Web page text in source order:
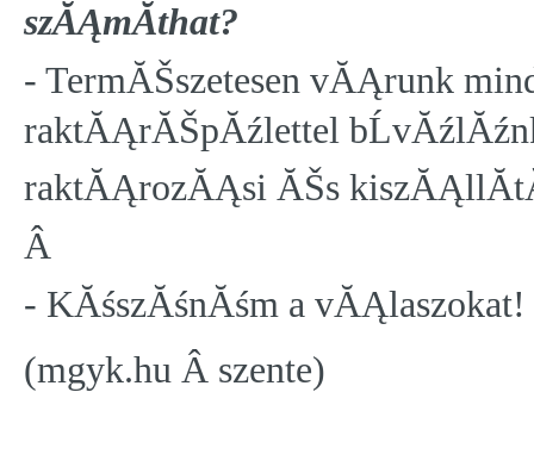
szĂĄmĂ­that?
- TermĂŠszetesen vĂĄrunk
raktĂĄrĂŠpĂźlettel
raktĂĄrozĂĄsi ĂŠs
Â
- KĂśszĂśnĂśm a vĂĄlaszokat!
(mgyk.hu Â szente)